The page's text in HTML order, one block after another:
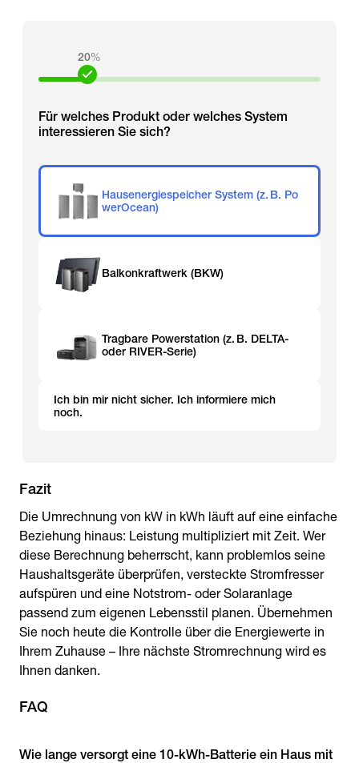
20%
Für welches Produkt oder welches System
interessieren Sie sich?
Hausenergiespeicher System (z. B. Po
werOcean)
Balkonkraftwerk (BKW)
Tragbare Powerstation (z. B. DELTA-
oder RIVER-Serie)
Ich bin mir nicht sicher. Ich informiere mich
noch.
Fazit
Die Umrechnung von kW in kWh läuft auf eine einfache
Beziehung hinaus: Leistung multipliziert mit Zeit. Wer
diese Berechnung beherrscht, kann problemlos seine
Haushaltsgeräte überprüfen, versteckte Stromfresser
aufspüren und eine Notstrom- oder Solaranlage
passend zum eigenen Lebensstil planen. Übernehmen
Sie noch heute die Kontrolle über die Energiewerte in
Ihrem Zuhause – Ihre nächste Stromrechnung wird es
Ihnen danken.
FAQ
Wie lange versorgt eine 10-kWh-Batterie ein Haus mit